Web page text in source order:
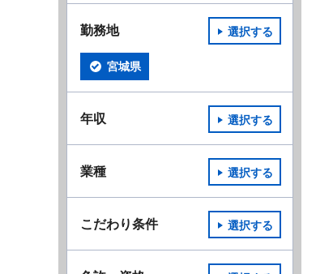
勤務地 選択する
宮城県
年収 選択する
業種 選択する
こだわり条件 選択する